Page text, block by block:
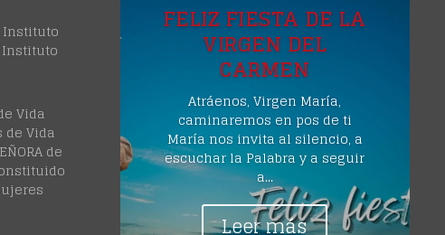
Instituto
Vida
de Vida
de
FELIZ FIESTA DE LA
VIRGEN DEL
CARMEN
Atráenos, Virgen María,
caminaremos en pos de ti
María nos invita al silencio, a
escuchar la Palabra y a seguir
a...
Leer más